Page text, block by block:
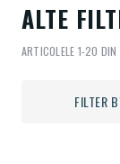
ALTE
ARTICOLELE 1-20 DIN
FILTER